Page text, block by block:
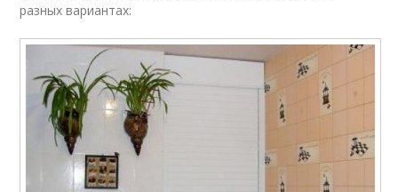
разных вариантах: